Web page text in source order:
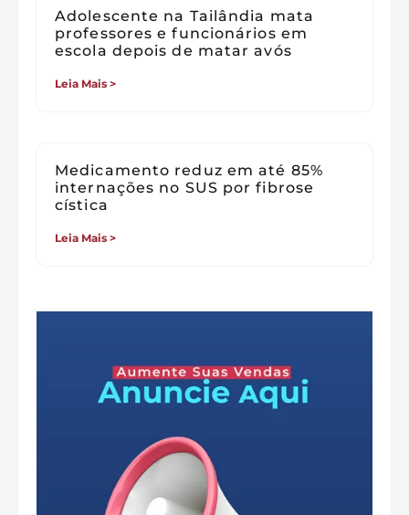
Adolescente na Tailândia mata
professores e funcionários em
escola depois de matar avós
Leia Mais >
Medicamento reduz em até 85%
internações no SUS por fibrose
cística
Leia Mais >